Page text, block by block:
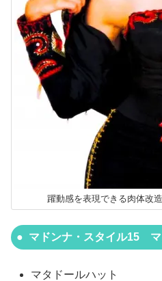
躍動感を表現できる肉体改
マドンナ・スタイル15
マタドールハット